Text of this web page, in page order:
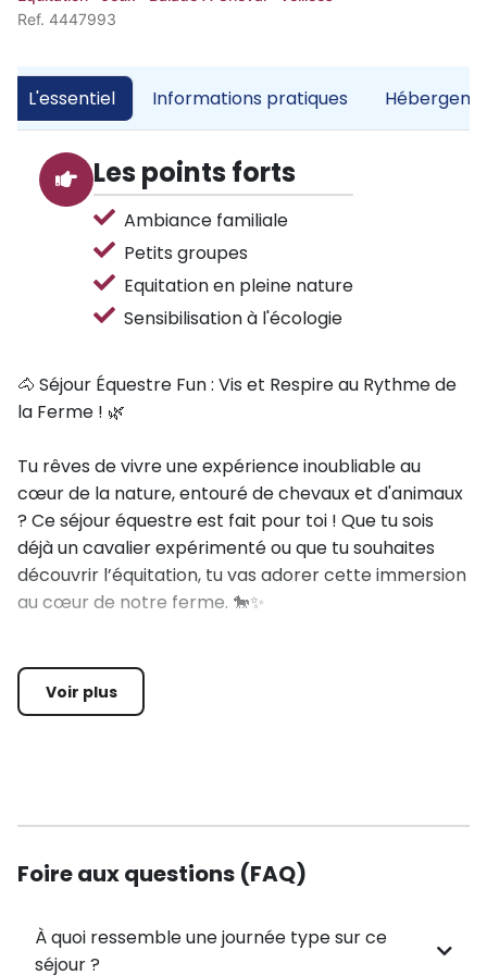
Ref. 4447993
L'essentiel Informations pratiques
Les points forts
Ambiance familiale
Petits groupes
Equitation en pleine nature
Sensibilisation à l'écologie
🐴 Séjour Équestre Fun : Vis et Respire au Rythme de
la Ferme ! 🌿
Tu rêves de vivre une expérience inoubliable au
cœur de la nature, entouré de chevaux et d'animaux
? Ce séjour équestre est fait pour toi ! Que tu sois
déjà un cavalier expérimenté ou que tu souhaites
découvrir l’équitation, tu vas adorer cette immersion
au cœur de notre ferme. 🐎✨
Équitation et Activités Équestres 🐴
adaptés à ton niveau, avec des moments de
jeux équestres ! Des activités ludiques et conviviales
en équipe pour vivre l'équitation autrement.
Voir plus
Foire aux questions (FAQ)
À quoi ressemble une journée type sur ce
séjour ?